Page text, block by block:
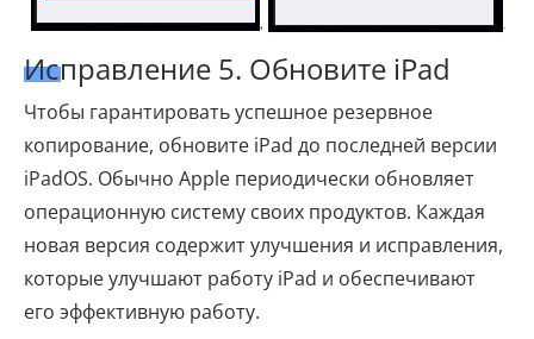
Исправление 5. Обновите iPad
Чтобы гарантировать успешное резервное
копирование, обновите iPad до последней версии
iPadOS. Обычно Apple периодически обновляет
операционную систему своих продуктов. Каждая
новая версия содержит улучшения и исправления,
которые улучшают работу iPad и обеспечивают
его эффективную работу.